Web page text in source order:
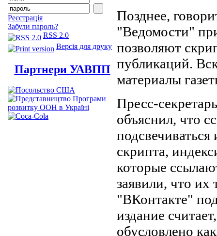
Реєстрація
Забули пароль?
RSS 2.0
Версія для друку
Партнери УАВПП
Позднее,
"Ведомости"
позволяют
публикаций.
материалы
Пресс-
объяснил, что
подсвечиваться
скрипта,
которые
заявили, что
"ВКонтакте"
издание
обусловлено